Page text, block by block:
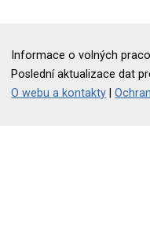
Informace o volných
Poslední aktualizace dat
O webu a kontakty |